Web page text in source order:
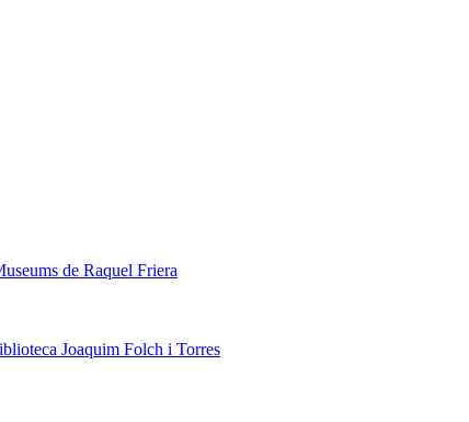
de Raquel Friera
Joaquim Folch i Torres